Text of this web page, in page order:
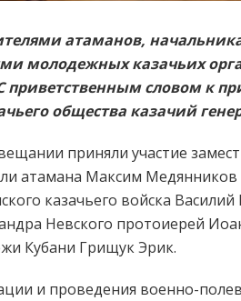
атаманов,
молодежных казачьих
словом к
общества казачий
приняли участие
атамана Максим Медянников
казачьего войска
Невского протоиерей
Кубани Грищук Эрик.
и проведения военно-